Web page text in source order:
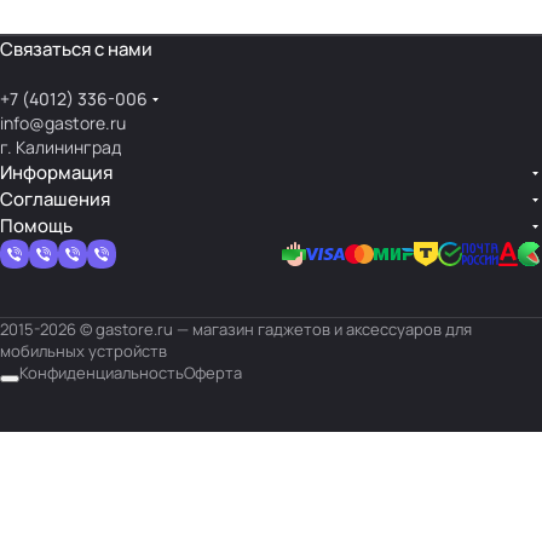
материала –
Связаться с нами
+7 (4012) 336-006
info@gastore.ru
г. Калининград
Информация
Соглашения
Помощь
2015-2026 © gastore.ru — магазин гаджетов и аксессуаров для
мобильных устройств
КонфиденциальностьОферта